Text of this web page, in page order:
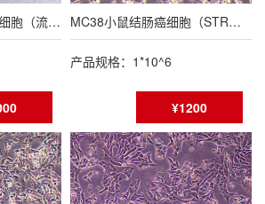
pbmc人外周血单个核细胞（流式鉴定报告） MC38小鼠结肠癌细胞（STR鉴定报告/种属鉴定报告）
产品规格：1*10^6
¥1200